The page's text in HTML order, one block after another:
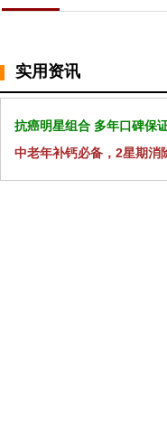
实用资讯
抗癌明星组合 多年口碑保
中老年补钙必备，2星期消